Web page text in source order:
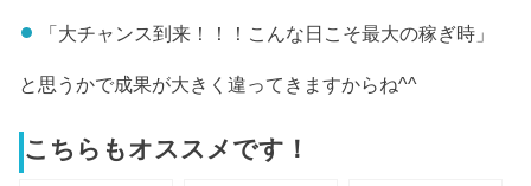
「大チャンス到来！！！こんな日こそ最大の稼ぎ時」
と思うかで成果が大きく違ってきますからね^^
こちらもオススメです！